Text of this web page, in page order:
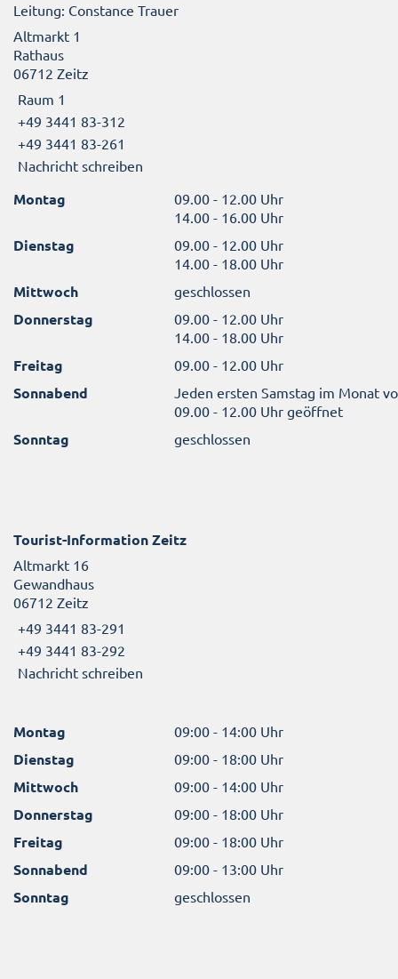
Leitung: Constance Trauer
Altmarkt 1
Rathaus
06712 Zeitz
Raum 1
+49 3441 83-312
+49 3441 83-261
Nachricht schreiben
Montag
09.00 - 12.00 Uhr
14.00 - 16.00 Uhr
Dienstag
09.00 - 12.00 Uhr
14.00 - 18.00 Uhr
Mittwoch geschlossen
Donnerstag
09.00 - 12.00 Uhr
14.00 - 18.00 Uhr
Freitag 09.00 - 12.00 Uhr
Sonnabend
Jeden ersten Samstag im Monat
09.00 - 12.00 Uhr geöffnet
Sonntag geschlossen
Tourist-Information Zeitz
Altmarkt 16
Gewandhaus
06712 Zeitz
+49 3441 83-291
+49 3441 83-292
Nachricht schreiben
Montag 09:00 - 14:00 Uhr
Dienstag 09:00 - 18:00 Uhr
Mittwoch 09:00 - 14:00 Uhr
Donnerstag 09:00 - 18:00 Uhr
Freitag 09:00 - 18:00 Uhr
Sonnabend 09:00 - 13:00 Uhr
Sonntag geschlossen